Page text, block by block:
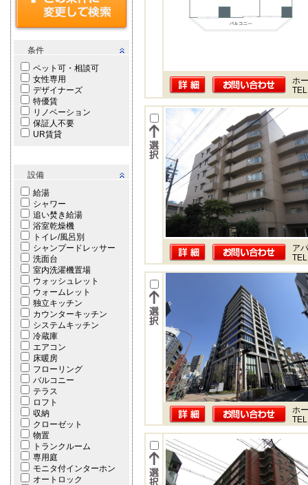
条件
ペット可・相談可
女性専用
デザイナーズ
特優賃
リノベーション
保証人不要
UR賃貸
設備
給湯
シャワー
追い焚き給湯
浴室乾燥機
トイレ/風呂別
シャンプードレッサー
洗面台
室内洗濯機置場
ウォッシュレット
ウォームレット
独立キッチン
カウンターキッチン
システムキッチン
冷蔵庫
エアコン
床暖房
フローリング
バルコニー
テラス
ロフト
収納
クローゼット
物置
トランクルーム
専用庭
モニタ付インターホン
オートロック
ホ
ア
ホ